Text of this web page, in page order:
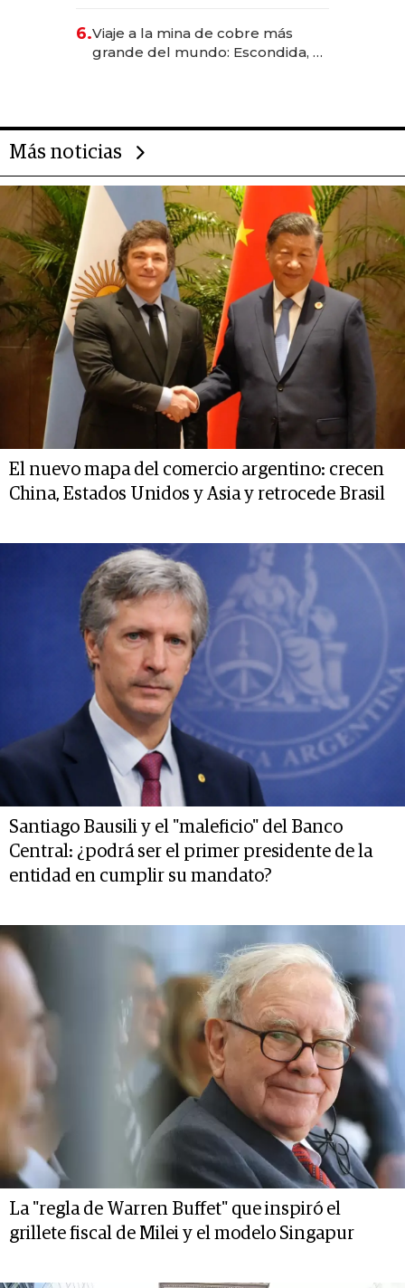
6.Viaje a la mina de cobre más
grande del mundo: Escondida, el
Más noticias
El nuevo mapa del comercio argentino: crecen
China, Estados Unidos y Asia y retrocede Brasil
Santiago Bausili y el "maleficio" del Banco
Central: ¿podrá ser el primer presidente de la
entidad en cumplir su mandato?
La "regla de Warren Buffet" que inspiró el
grillete fiscal de Milei y el modelo Singapur